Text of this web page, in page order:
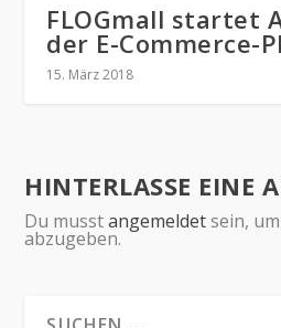
FLOGmall startet
der E-Commerce-
15. März 2018
HINTERLASSE EINE
Du musstangemeldetsein,
abzugeben.